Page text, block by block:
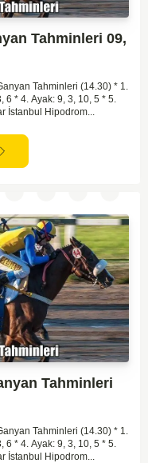
Tahminleri 09,
Tahminleri (14.30) * 1.
6 * 4. Ayak: 9, 3, 10, 5 * 5.
İstanbul Hipodrom...
Tahminleri
Tahminleri (14.30) * 1.
6 * 4. Ayak: 9, 3, 10, 5 * 5.
İstanbul Hipodrom...